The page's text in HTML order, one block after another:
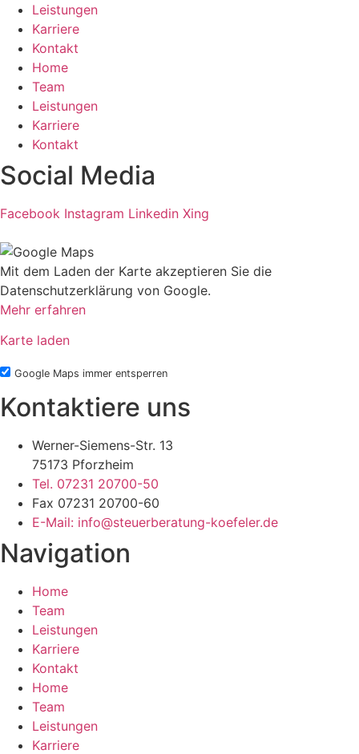
Leistungen
Karriere
Kontakt
Home
Team
Leistungen
Karriere
Kontakt
Social Media
Facebook Instagram Linkedin Xing
Mit dem Laden der Karte akzeptieren Sie die
Datenschutzerklärung von Google.
Mehr erfahren
Karte laden
Google Maps immer entsperren
Kontaktiere uns
Werner-Siemens-Str. 13
75173 Pforzheim
Tel. 07231 20700-50
Fax 07231 20700-60
E-Mail: info@steuerberatung-koefeler.de
Navigation
Home
Team
Leistungen
Karriere
Kontakt
Home
Team
Leistungen
Karriere